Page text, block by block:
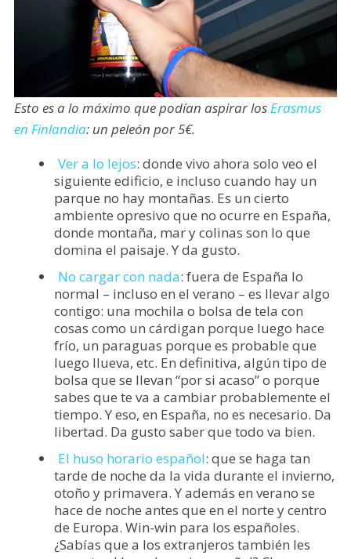
Esto es a lo máximo que podían aspirar losErasmus
en Finlandia: un peleón por 5€.
Ver a lo lejos: donde vivo ahora solo veo el
siguiente edificio, e incluso cuando hay un
parque no hay montañas. Es un cierto
ambiente opresivo que no ocurre en España,
donde montaña, mar y colinas son lo que
domina el paisaje. Y da gusto.
No cargar con nada: fuera de España lo
normal – incluso en el verano – es llevar algo
contigo: una mochila o bolsa de tela con
cosas como un cárdigan porque luego hace
frío, un paraguas porque es probable que
luego llueva, etc. En definitiva, algún tipo de
bolsa que se llevan “por si acaso” o porque
sabes que te va a cambiar probablemente el
tiempo. Y eso, en España, no es necesario. Da
libertad. Da gusto saber que todo va bien.
El huso horario español: que se haga tan
tarde de noche da la vida durante el invierno,
otoño y primavera. Y además en verano se
hace de noche antes que en el norte y centro
de Europa. Win-win para los españoles.
¿Sabías que a los extranjeros también les